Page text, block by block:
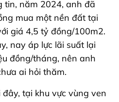
tin, năm 2024, anh đã
mua một nền đất tại
giá 4,5 tỷ đồng/100m2.
nay áp lực lãi suất lại
đồng/tháng, nên anh
ai hỏi thăm.
tại khu vực vùng ven